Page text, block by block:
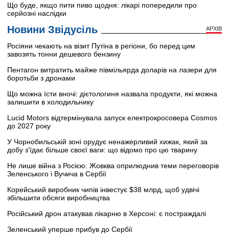
Що буде, якщо пити пиво щодня: лікарі попередили про
серйозні наслідки
Новини Звідусіль АРХІВ
Росіяни чекають на візит Путіна в регіони, бо перед цим
завозять тонни дешевого бензину
Пентагон витратить майже півмільярда доларів на лазери для
боротьби з дронами
Що можна їсти вночі: дієтологиня назвала продукти, які можна
залишити в холодильнику
Lucid Motors відтермінувала запуск електрокросовера Cosmos
до 2027 року
У Чорнобильській зоні орудує ненажерливий хижак, який за
добу з’їдає більше своєї ваги: що відомо про цю тварину
Не лише війна з Росією: Жовква оприлюднив теми переговорів
Зеленського і Вучича в Сербії
Корейський виробник чипів інвестує $38 млрд, щоб удвічі
збільшити обсяги виробництва
Російський дрон атакував лікарню в Херсоні: є постраждалі
Зеленський уперше прибув до Сербії